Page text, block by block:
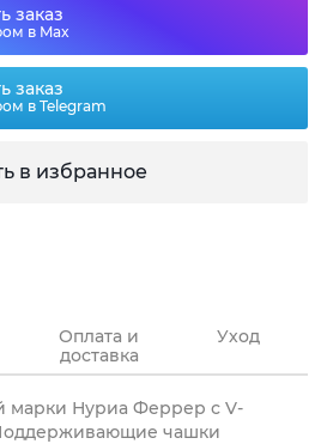
заказ
в Max
заказ
в Telegram
в избранное
Оплата и
доставка
Уход
марки Нуриа Феррер с V-
чашки